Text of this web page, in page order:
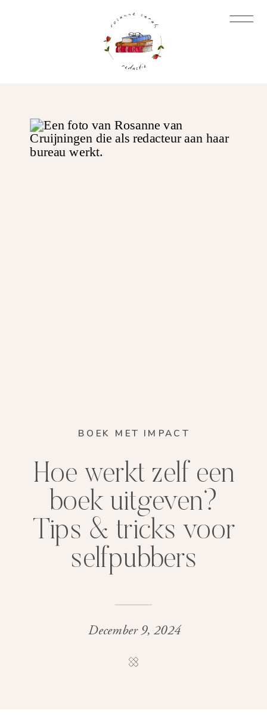
BOEK MET IMPACT
Hoe werkt zelf een
boek uitgeven?
Tips & tricks voor
selfpubbers
December 9, 2024